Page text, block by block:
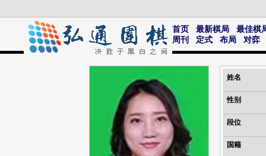
首页 最新棋局
最佳棋
周刊
定式 布局 对弈
姓名
性别
段位
国籍